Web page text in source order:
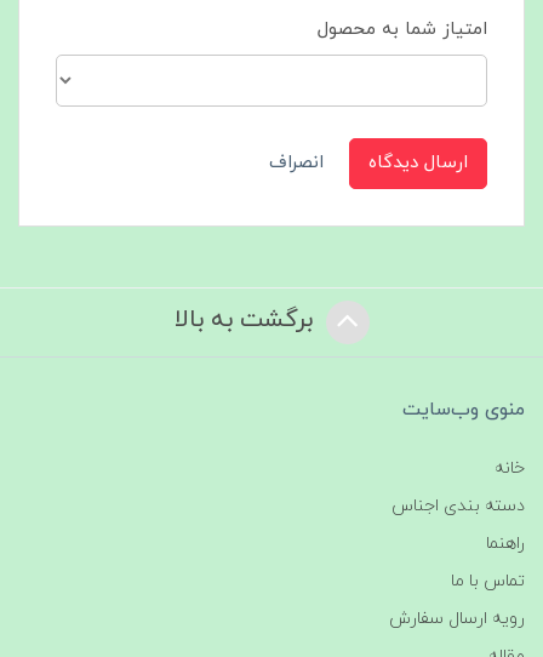
امتیاز شما به محصول
ارسال دیدگاه انصراف
برگشت به بالا
منوی وب‌سایت
خانه
دسته بندی اجناس
راهنما
تماس با ما
رویه ارسال سفارش